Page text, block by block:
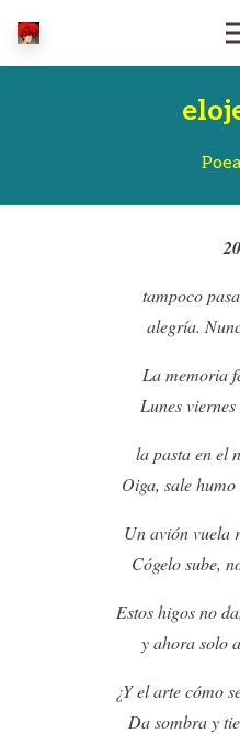
tampoco
alegría.
La memoria
Lunes
la pasta en el
Oiga, sale
Un avión vuela
Cógelo sube,
Estos higos no
y ahora solo
¿Y el arte cómo
Da sombra y